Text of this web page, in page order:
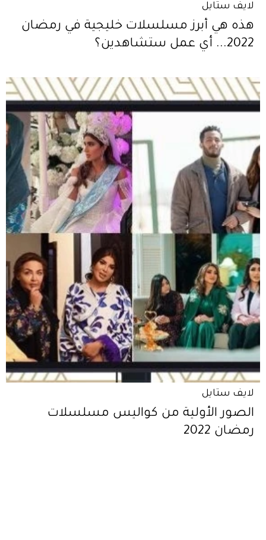
لايف ستايل
هذه هي أبرز مسلسلات خليجية في رمضان
2022... أي عمل ستشاهدين؟
لايف ستايل
الصور الأولية من كواليس مسلسلات
رمضان 2022